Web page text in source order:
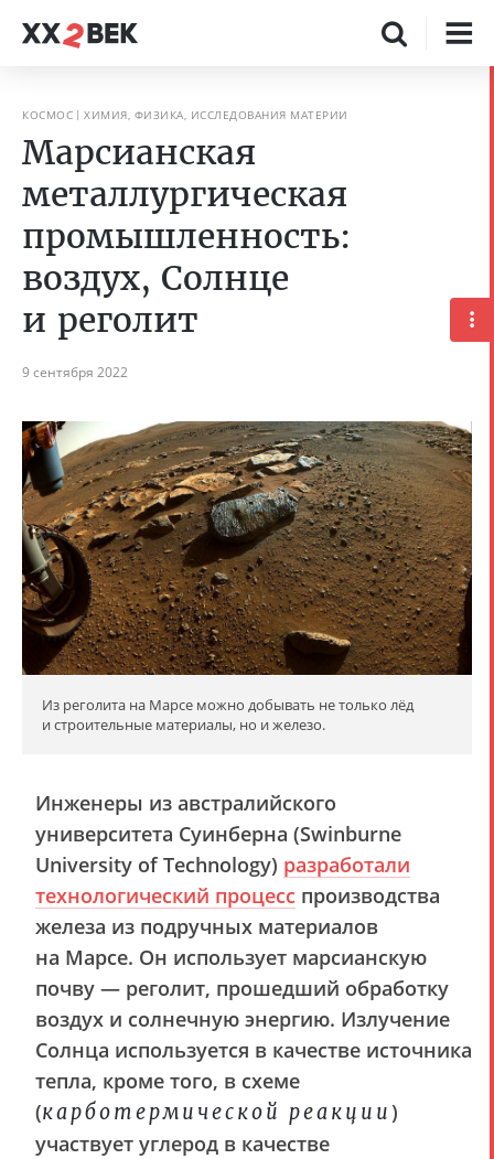
КОСМОС ХИМИЯ, ФИЗИКА, ИССЛЕДОВАНИЯ МАТЕРИИ
Марсианская
металлургическая
промышленность:
воздух, Солнце
и реголит
9 сентября 2022
Из реголита на Марсе можно добывать не только лёд
и строительные материалы, но и железо.
Инженеры из австралийского
университета Суинберна (Swinburne
University of Technology) разработали
технологический процесс производства
железа из подручных материалов
на Марсе. Он использует марсианскую
почву — реголит, прошедший обработку
воздух и солнечную энергию. Излучение
Солнца используется в качестве источника
тепла, кроме того, в схеме
(карботермической реакции)
участвует углерод в качестве